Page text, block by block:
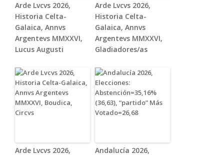
Arde Lvcvs 2026,
Historia Celta-
Galaica, Annvs
Argentevs MMXXVI,
Lucus Augusti
Arde Lvcvs 2026,
Historia Celta-
Galaica, Annvs
Argentevs MMXXVI,
Gladiadores/as
Arde Lvcvs 2026,
Andalucía 2026,